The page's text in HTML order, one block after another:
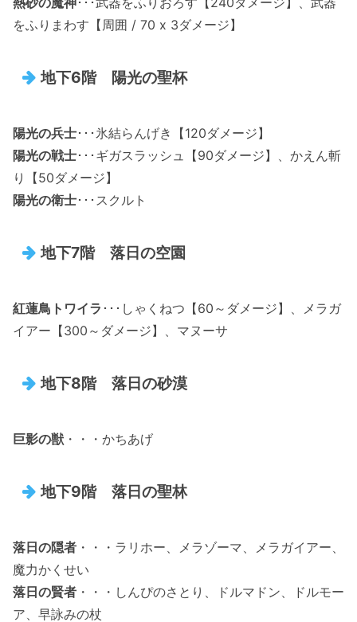
をふりまわす【周囲 / 70 x 3ダメージ】
地下6階 陽光の聖杯
陽光の兵士･･･氷結らんげき【120ダメージ】
陽光の戦士･･･ギガスラッシュ【90ダメージ】、かえん斬
り【50ダメージ】
陽光の衛士･･･スクルト
地下7階 落日の空園
紅蓮鳥トワイラ ･･･しゃくねつ【60～ダメージ】、メラガ
イアー【300～ダメージ】、マヌーサ
地下8階 落日の砂漠
巨影の獣 ・・・かちあげ
地下9階 落日の聖林
落日の隠者 ・・・ラリホー、メラゾーマ、メラガイアー、
魔力かくせい
落日の賢者 ・・・しんぴのさとり、ドルマドン、ドルモー
ア、早詠みの杖